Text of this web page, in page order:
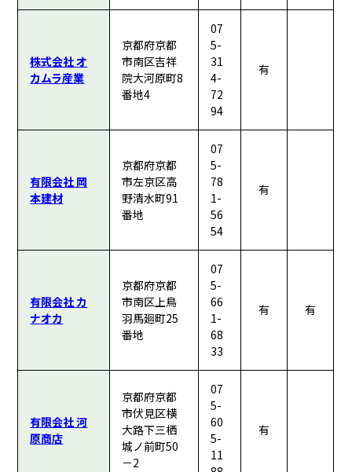
株式会社 オ
カムラ産業
京都府京都
市南区吉祥
院大河原町8
番地4
07
5-
31
4-
72
94
有
有限会社 岡
本建材
京都府京都
市左京区高
野清水町91
番地
07
5-
78
1-
56
54
有
有限会社 カ
ナオカ
京都府京都
市南区上鳥
羽馬廻町25
番地
07
5-
66
1-
68
33
有 有
有限会社 河
原商店
京都府京都
市伏見区横
大路下三栖
城ノ前町50
－2
07
5-
60
5-
11
有